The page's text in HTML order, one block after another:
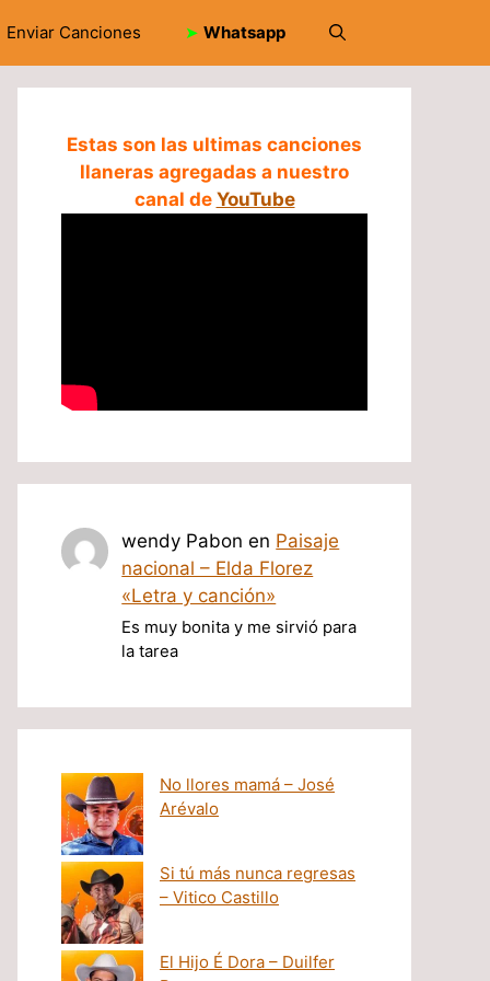
Enviar Canciones ➤ Whatsapp
Estas son las ultimas canciones
llaneras agregadas a nuestro
canal de YouTube
wendy Pabon en Paisaje
nacional – Elda Florez
«Letra y canción»
Es muy bonita y me sirvió para
la tarea
No llores mamá – José
Arévalo
Si tú más nunca regresas
– Vitico Castillo
El Hijo É Dora – Duilfer